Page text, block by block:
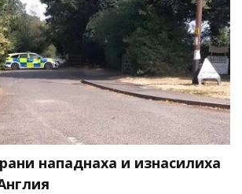
нападнаха и изнасилиха